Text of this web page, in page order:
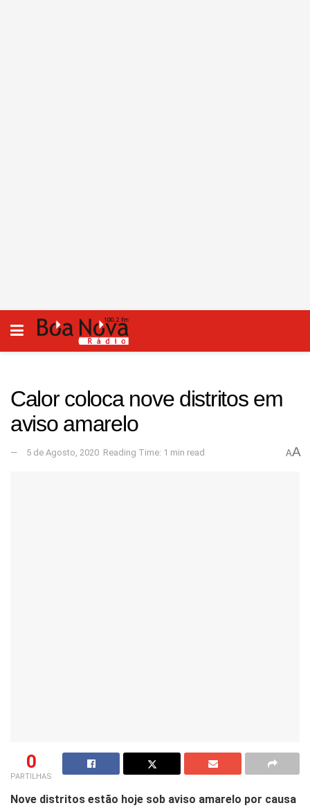
Calor coloca nove distritos em
aviso amarelo
5 de Agosto, 2020 Reading Time: 1 min read AA
0
PARTILHAS
Nove distritos estão hoje sob aviso amarelo por causa